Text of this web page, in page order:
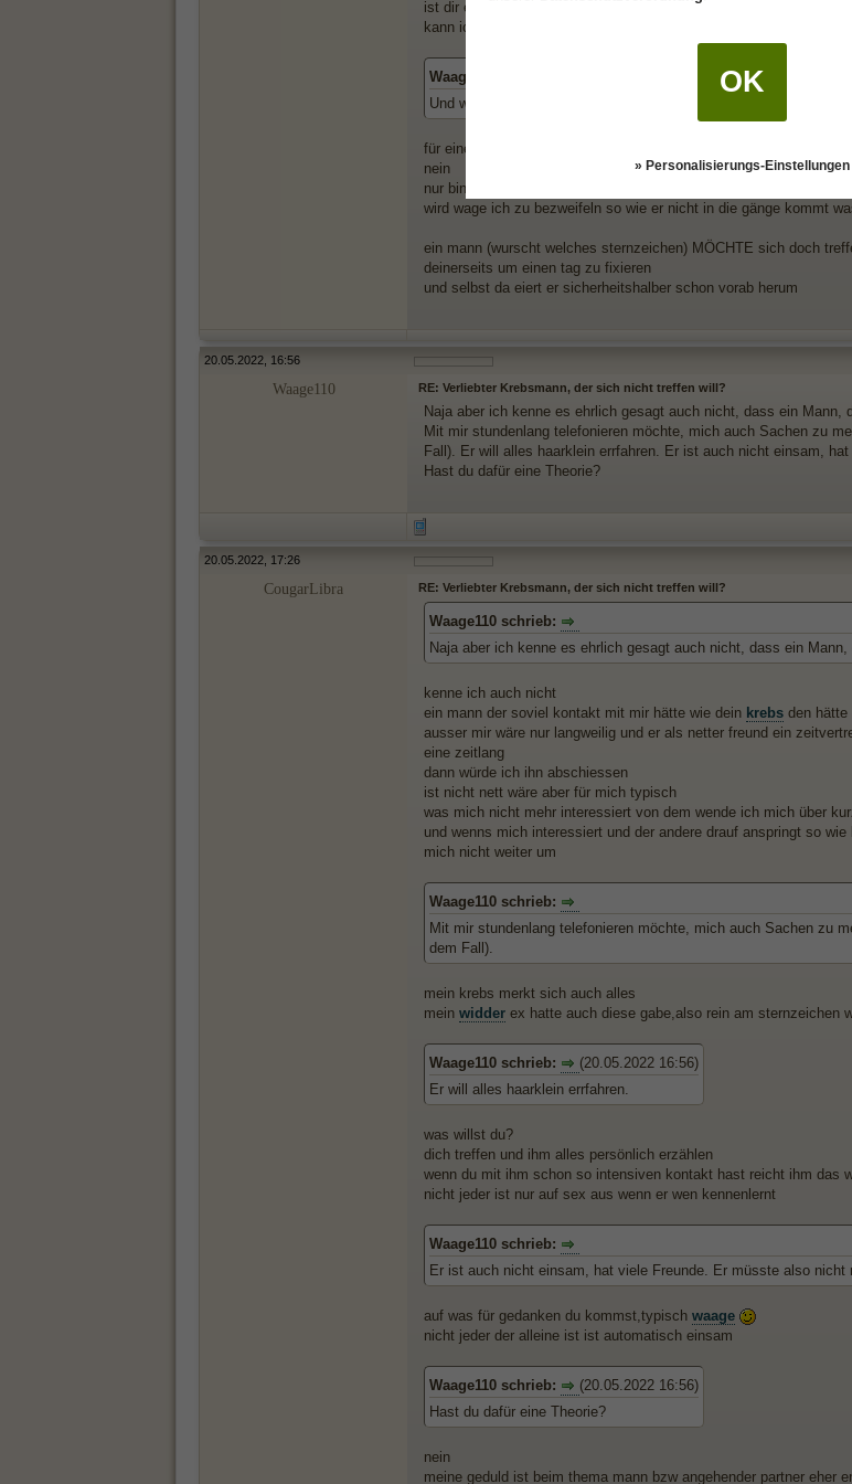
ist dir echt nie in den sinn gekommen das die zwei über dich reden?
kann ich mir kaum vorstellen wo der krebs ihn doch quasi um
Waage110 schrieb:
Und wenn das so wäre, wäre es dann nicht erst Recht ein
für einen an sich unsicheren krebs wie deiner zu sein scheint?
nein
nur bin ich halt auch nicht der meinung das der krebs in dich
wird wage ich zu bezweifeln so wie er nicht in die gänge kommt
ein mann (wurscht welches sternzeichen) MÖCHTE sich doch
deinerseits um einen tag zu fixieren
und selbst da eiert er sicherheitshalber schon vorab herum
20.05.2022, 16:56
Waage110 RE: Verliebter Krebsmann, der sich nicht treffen will?
Naja aber ich kenne es ehrlich gesagt auch nicht, dass ein
Mit mir stundenlang telefonieren möchte, mich auch Sachen zu
Fall). Er will alles haarklein errfahren. Er ist auch nicht einsam,
Hast du dafür eine Theorie?
20.05.2022, 17:26
CougarLibra RE: Verliebter Krebsmann, der sich nicht treffen will?
Waage110 schrieb:
Naja aber ich kenne es ehrlich gesagt auch nicht, dass ein
kenne ich auch nicht
ein mann der soviel kontakt mit mir hätte wie dein krebs den
ausser mir wäre nur langweilig und er als netter freund ein
eine zeitlang
dann würde ich ihn abschiessen
ist nicht nett wäre aber für mich typisch
was mich nicht mehr interessiert von dem wende ich mich über
und wenns mich interessiert und der andere drauf anspringt so
mich nicht weiter um
Waage110 schrieb:
Mit mir stundenlang telefonieren möchte, mich auch Sachen zu
dem Fall).
mein krebs merkt sich auch alles
mein widder ex hatte auch diese gabe,also rein am sternzeichen
(20.05.2022 16:56)
Waage110 schrieb:
Er will alles haarklein errfahren.
was willst du?
dich treffen und ihm alles persönlich erzählen
wenn du mit ihm schon so intensiven kontakt hast reicht ihm das
nicht jeder ist nur auf sex aus wenn er wen kennenlernt
Waage110 schrieb:
Er ist auch nicht einsam, hat viele Freunde. Er müsste also nicht
auf was für gedanken du kommst,typisch waage
nicht jeder der alleine ist ist automatisch einsam
(20.05.2022 16:56)
Waage110 schrieb:
Hast du dafür eine Theorie?
nein
meine geduld ist beim thema mann bzw angehender partner eher
OK
» Personalisierungs-Einstellungen